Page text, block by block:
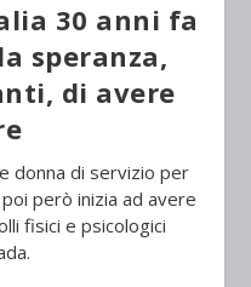
30 anni fa
speranza,
di avere
donna di servizio per
però inizia ad avere
fisici e psicologici